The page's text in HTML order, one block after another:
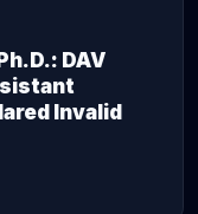
DAV
Invalid